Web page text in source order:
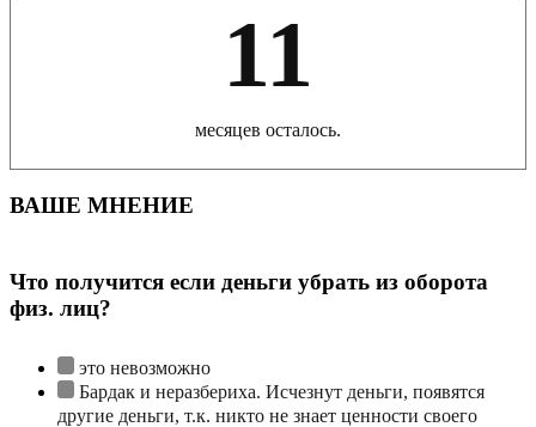
11
месяцев осталось.
ВАШЕ МНЕНИЕ
Что получится если деньги убрать из оборота
физ. лиц?
это невозможно
Бардак и неразбериха. Исчезнут деньги, появятся
другие деньги, т.к. никто не знает ценности своего